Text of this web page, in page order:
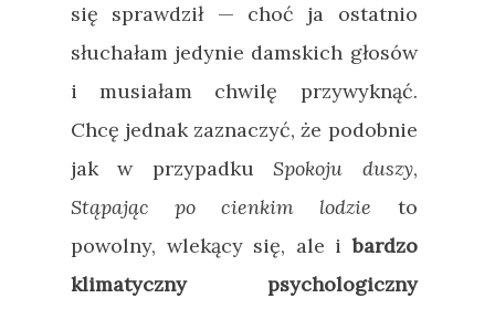
się sprawdził — choć ja ostatnio
słuchałam jedynie damskich głosów
i musiałam chwilę przywyknąć.
Chcę jednak zaznaczyć, że podobnie
jak w przypadkuSpokoju duszy,
Stąpając po cienkim lodzie to
powolny, wlekący się, ale ibardzo
klimatyczny psychologiczny